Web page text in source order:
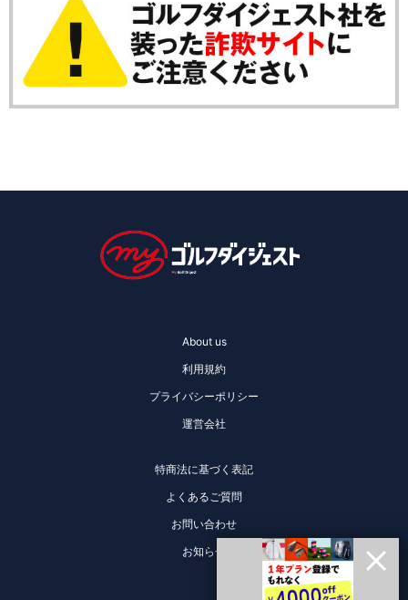
About us
利用規約
プライバシーポリシー
運営会社
特商法に基づく表記
よくあるご質問
お問い合わせ
お知らせ